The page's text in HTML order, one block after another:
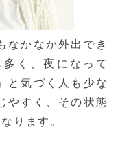
なかなか外出でき
く、夜になって
と気づく人も少な
やすく、その状態
ります。